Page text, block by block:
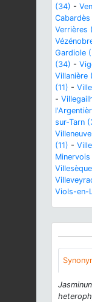
(34) -
Cabardès
Verrières
Gardiole
(34) -
Villanière
(11) -
-
sur-Tarn
(11) -
Minervois
Viols-en-